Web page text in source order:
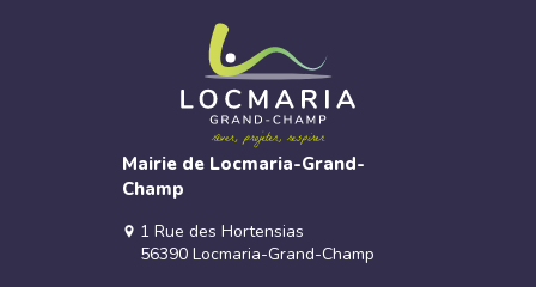
Mairie de Locmaria-Grand-
Champ
1 Rue des Hortensias
56390 Locmaria-Grand-Champ